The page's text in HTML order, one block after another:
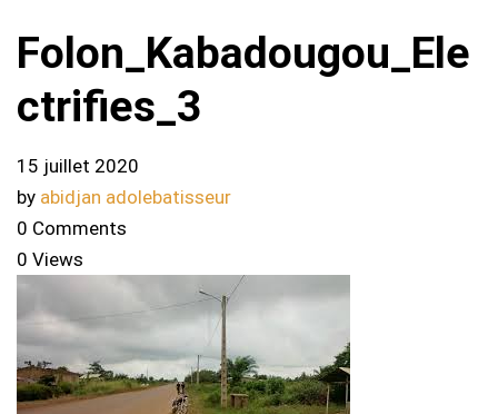
Folon_Kabadougou_Ele
ctrifies_3
15 juillet 2020
by abidjan adolebatisseur
0 Comments
0 Views